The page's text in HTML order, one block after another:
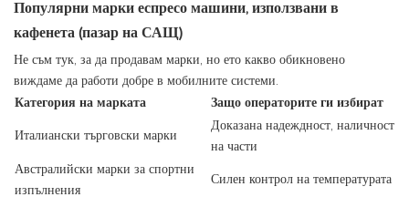
Популярни марки еспресо машини, използвани в
кафенета (пазар на САЩ)
Не съм тук, за да продавам марки, но ето какво обикновено
виждаме да работи добре в мобилните системи.
Категория на марката
Защо операторите ги избират
Италиански търговски марки
Доказана надеждност, наличност
на части
Австралийски марки за спортни
изпълнения
Силен контрол на температурата